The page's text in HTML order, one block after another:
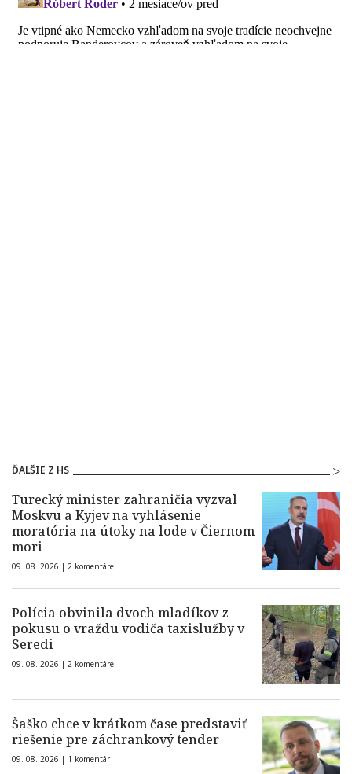
ĎALŠIE Z HS
Turecký minister zahraničia vyzval
Moskvu a Kyjev na vyhlásenie
moratória na útoky na lode v Čiernom
mori
09. 08. 2026 | 2 komentáre
Polícia obvinila dvoch mladíkov z
pokusu o vraždu vodiča taxislužby v
Seredi
09. 08. 2026 | 2 komentáre
Šaško chce v krátkom čase predstaviť
riešenie pre záchrankový tender
09. 08. 2026 | 1 komentár